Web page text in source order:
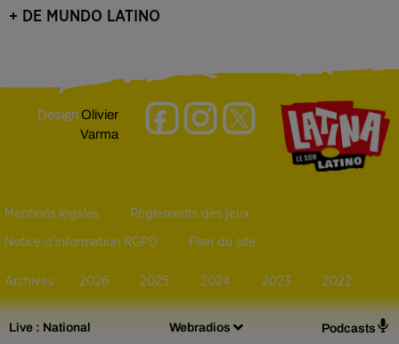
Live : National Webradios Podcasts
+ DE MUNDO LATINO
DesignOlivier
Varma
Mentions légales Règlements des jeux
Notice d’information RGPD Plan du site
Archives 2026 2025 2024 2023 2022